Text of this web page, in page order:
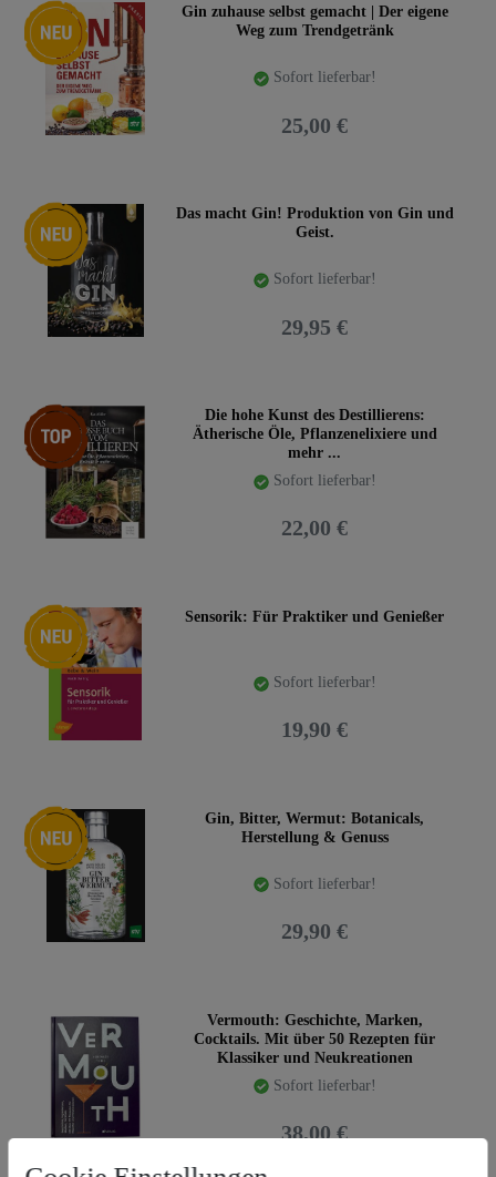
Neuheit
Gin zuhause selbst gemacht | Der eigene
Weg zum Trendgetränk
Sofort lieferbar!
25,00 €
Neuheit
Das macht Gin! Produktion von Gin und
Geist.
Sofort lieferbar!
29,95 €
Top-Artikel
Die hohe Kunst des Destillierens:
Ätherische Öle, Pflanzenelixiere und
mehr ...
Sofort lieferbar!
22,00 €
Neuheit Sensorik: Für Praktiker und Genießer
Sofort lieferbar!
19,90 €
Neuheit
Gin, Bitter, Wermut: Botanicals,
Herstellung & Genuss
Sofort lieferbar!
29,90 €
Vermouth: Geschichte, Marken,
Cocktails. Mit über 50 Rezepten für
Klassiker und Neukreationen
Sofort lieferbar!
38,00 €